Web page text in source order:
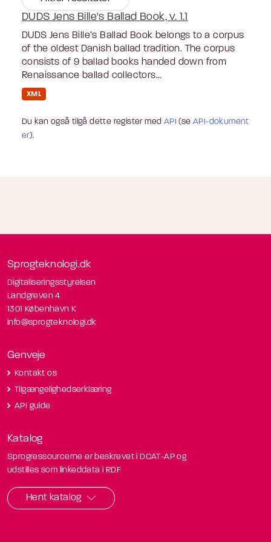
DUDS Jens Bille's Ballad Book, v. 1.1
DUDS Jens Bille’s Ballad Book belongs to a corpus
of the oldest Danish ballad tradition. The corpus
consists of 9 ballad books handed down from
Renaissance ballad collectors...
XML
Du kan også tilgå dette register med API (seAPI-dokument
er).
Sprogteknologi.dk
Digitaliseringsstyrelsen
Landgreven 4
1301 København K
info@sprogteknologi.dk
Genveje
Kontakt os
Tilgængelighedserklæring
API guide
Katalog
Sprogressourcerne er beskrevet i DCAT-AP og
udstilles som linkeddata i RDF
Hent katalog